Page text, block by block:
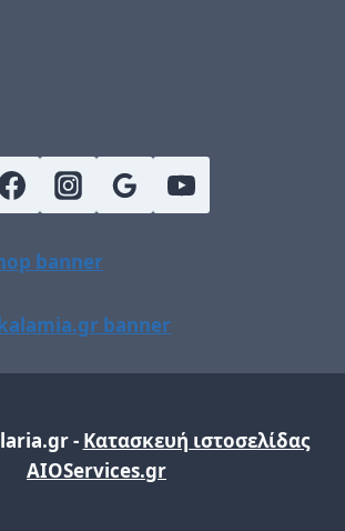
- Κατασκευή ιστοσελίδας
AIOServices.gr